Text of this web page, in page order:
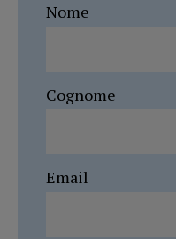
Nome
Cognome
Email